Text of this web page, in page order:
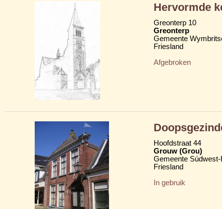
Hervormde
Greonterp 10
Greonterp
Gemeente
Friesland
Afgebroken
Hoofdstraat 44
Grouw (Grou)
Gemeente
Friesland
In gebruik